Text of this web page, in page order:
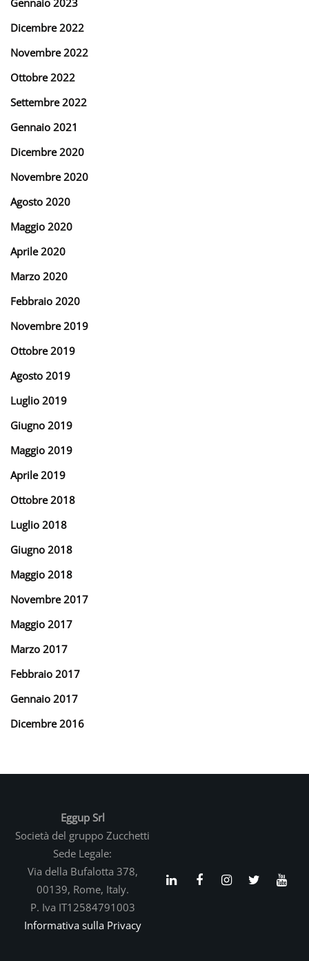
Dicembre 2022
Novembre 2022
Ottobre 2022
Settembre 2022
Gennaio 2021
Dicembre 2020
Novembre 2020
Agosto 2020
Maggio 2020
Aprile 2020
Marzo 2020
Febbraio 2020
Novembre 2019
Ottobre 2019
Agosto 2019
Luglio 2019
Giugno 2019
Maggio 2019
Aprile 2019
Ottobre 2018
Luglio 2018
Giugno 2018
Maggio 2018
Novembre 2017
Maggio 2017
Marzo 2017
Febbraio 2017
Gennaio 2017
Dicembre 2016
Eggup Srl
Società del gruppo Zucchetti
Sede Legale:
Via della Bufalotta 378,
00139, Rome, Italy.
P. Iva IT12584791003
Informativa sulla Privacy